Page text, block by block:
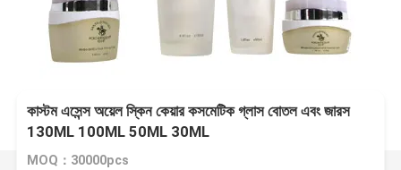
কাস্টম এসেন্স অয়েল স্কিন কেয়ার কসমেটিক গ্লাস বোতল এবং জারস
130ML 100ML 50ML 30ML
MOQ：30000pcs